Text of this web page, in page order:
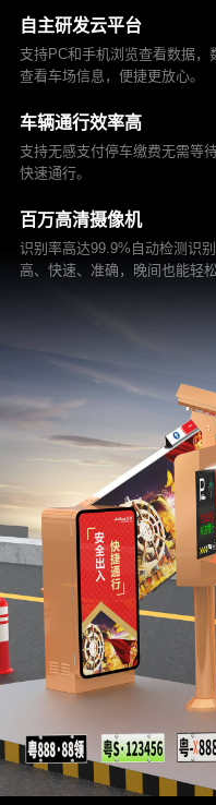
自主研发云平台
支持PC和手机浏览查看数据
查看车场信息，便捷更放心。
车辆通行效率高
支持无感支付停车缴费无需等
快速通行。
百万高清摄像机
识别率高达99.9%自动检测识
高、快速、准确，晚间也能轻